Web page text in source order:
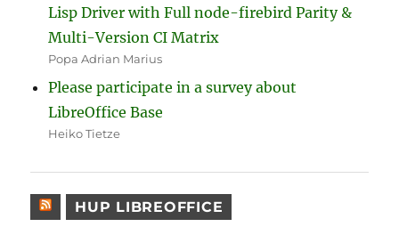
Lisp Driver with Full node-firebird Parity &
Multi-Version CI Matrix
Popa Adrian Marius
Please participate in a survey about
LibreOffice Base
Heiko Tietze
HUP LIBREOFFICE